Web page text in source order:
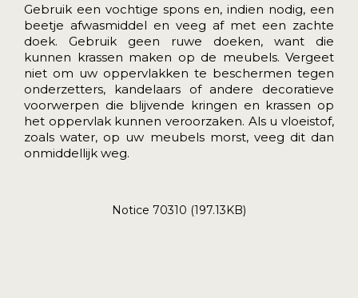
Gebruik een vochtige spons en, indien nodig, een
beetje afwasmiddel en veeg af met een zachte
doek. Gebruik geen ruwe doeken, want die
kunnen krassen maken op de meubels. Vergeet
niet om uw oppervlakken te beschermen tegen
onderzetters, kandelaars of andere decoratieve
voorwerpen die blijvende kringen en krassen op
het oppervlak kunnen veroorzaken. Als u vloeistof,
zoals water, op uw meubels morst, veeg dit dan
onmiddellijk weg.
Notice 70310 (197.13KB)